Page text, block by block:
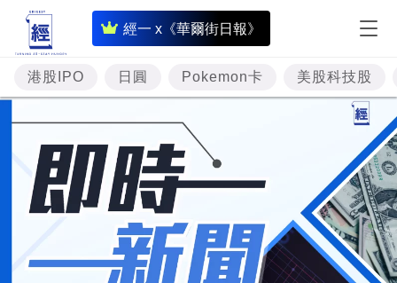
經一 x《華爾街日報》
即
時
財
經
專
題
投
資
樓
市
港股IPO 日圓 Pokemon卡 美股科技股